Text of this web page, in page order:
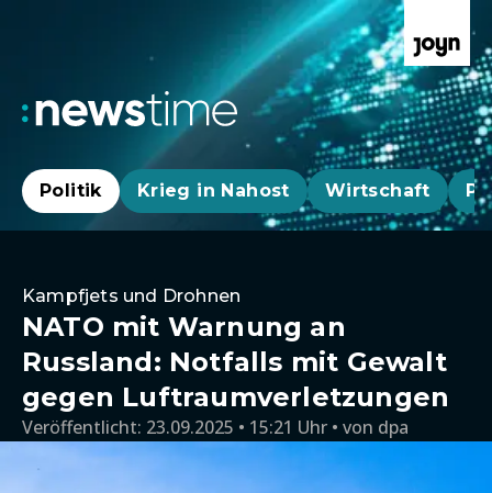
Politik Krieg in Nahost Wirtschaft
Kampfjets und Drohnen
NATO mit Warnung an
Russland: Notfalls mit Gewalt
gegen Luftraumverletzungen
Veröffentlicht: 23.09.2025 • 15:21 Uhr von dpa